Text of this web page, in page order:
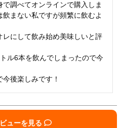
調べてオンラインで購入しま
まない私ですが頻繁に飲むよ
にして飲み始め美味しいと評
ル6本を飲んでしまったので今
後楽しみです！
ューを見る